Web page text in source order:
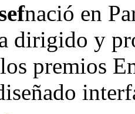
nació en
dirigido y
premios